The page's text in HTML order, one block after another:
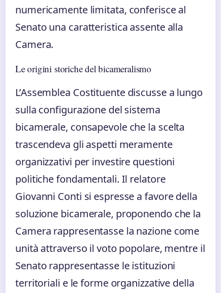
numericamente limitata, conferisce al
Senato una caratteristica assente alla
Camera.
Le origini storiche del bicameralismo
L’Assemblea Costituente discusse a lungo
sulla configurazione del sistema
bicamerale, consapevole che la scelta
trascendeva gli aspetti meramente
organizzativi per investire questioni
politiche fondamentali. Il relatore
Giovanni Conti si espresse a favore della
soluzione bicamerale, proponendo che la
Camera rappresentasse la nazione come
unità attraverso il voto popolare, mentre il
Senato rappresentasse le istituzioni
territoriali e le forme organizzative della